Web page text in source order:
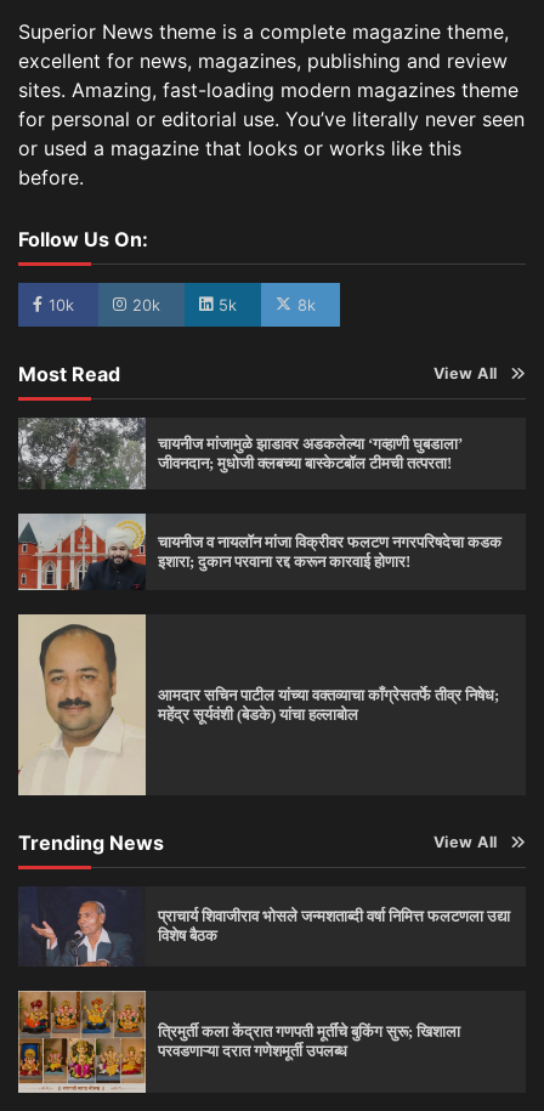
Superior News theme is a complete magazine theme,
excellent for news, magazines, publishing and review
sites. Amazing, fast-loading modern magazines theme
for personal or editorial use. You’ve literally never seen
or used a magazine that looks or works like this
before.
Follow Us On:
10k 20k 5k 8k
Most Read View All
चायनीज मांजामुळे झाडावर अडकलेल्या ‘गव्हाणी घुबडाला’
जीवनदान; मुधोजी क्लबच्या बास्केटबॉल टीमची तत्परता!
चायनीज व नायलॉन मांजा विक्रीवर फलटण नगरपरिषदेचा कडक
इशारा; दुकान परवाना रद्द करून कारवाई होणार!
आमदार सचिन पाटील यांच्या वक्तव्याचा काँग्रेसतर्फे तीव्र निषेध;
महेंद्र सूर्यवंशी (बेडके) यांचा हल्लाबोल
Trending News View All
प्राचार्य शिवाजीराव भोसले जन्मशताब्दी वर्षा निमित्त फलटणला उद्या
विशेष बैठक
त्रिमुर्ती कला केंद्रात गणपती मूर्तींचे बुकिंग सुरू; खिशाला
परवडणाऱ्या दरात गणेशमूर्ती उपलब्ध